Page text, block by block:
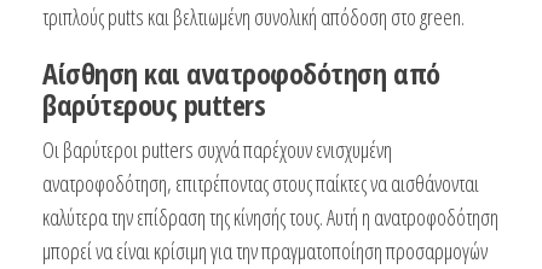
τριπλούς putts και βελτιωμένη συνολική απόδοση στο green.
Αίσθηση και ανατροφοδότηση από
βαρύτερους putters
Οι βαρύτεροι putters συχνά παρέχουν ενισχυμένη
ανατροφοδότηση, επιτρέποντας στους παίκτες να αισθάνονται
καλύτερα την επίδραση της κίνησής τους. Αυτή η ανατροφοδότηση
μπορεί να είναι κρίσιμη για την πραγματοποίηση προσαρμογών